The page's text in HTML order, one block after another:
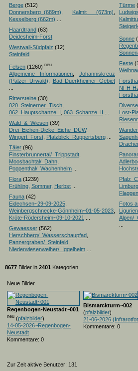
Berge (512)
Donnersberg_(689m)
Kalmit (673m)
Kesselberg (662m)
Haardtrand (63)
Deidesheim-Forst
Westwall-Südpfalz (12)
Steinfeld
Felsen (1260) neu
Allgemeine Informationen
Johanniskreuz
(Pälzer Urwald)
Bad Duerkheimer Gebiet
Rittersteine (30)
020_Steinerner_Tisch
062_Hauptschanze_I 063_Schanze_II
Wald_&_Wiesen (39)
Drei_Eichen-Dicke_Eiche_DÜW,
Wingert_Forst Pfalzblick_Ruppertsberg
Täler (96)
Finsterbrunnertal/_Trippstadt
Moosbachtal/_Dahn
Poppenthal/_Wachenheim
Flora (1239)
Frühling Sommer, Herbst
Fauna (42)
Eidechsen~29-09-2025
Weinbergschnecke-Gönnheim~01-05-2023
Kröte-Rödersheim~09-10-2021
Gewaesser (562)
Herschberg/_Wasserschaupfad
Panzergraben/_Steinfeld
Niederwiesenweiher/_Iggelheim
Türme
Sonne
Feste
NFH
Lost-
Limburg
Fotos
Alpen/
8677 Bilder in 2401 Kategorien.
Neue Bilder
Regenbogen-Neustadt~001
neu (pfalzbilder)
14-05-2026~Regenbogen-
Neustadt
Kommentare: 0
Bismarckturm~002
(pfalzbilder)
21-06-2026
Kommentare: 0
Zur Zeit aktive Benutzer: 131